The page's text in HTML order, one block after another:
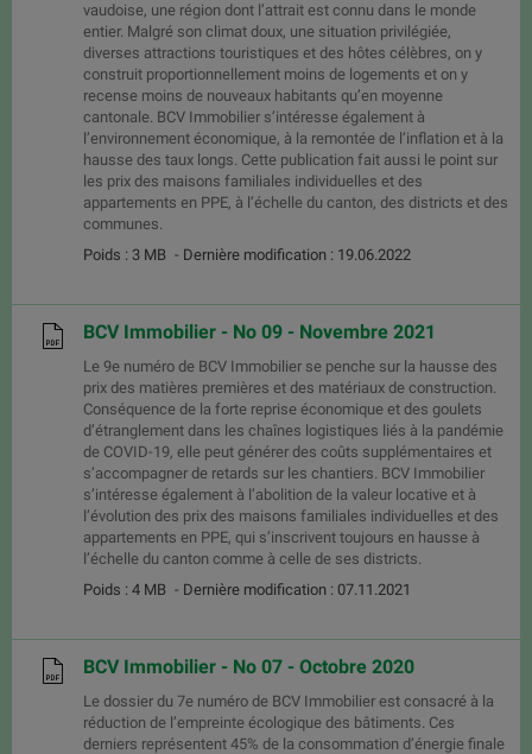
vaudoise, une région dont l’attrait est connu dans le monde
entier. Malgré son climat doux, une situation privilégiée,
diverses attractions touristiques et des hôtes célèbres, on y
construit proportionnellement moins de logements et on y
recense moins de nouveaux habitants qu’en moyenne
cantonale. BCV Immobilier s’intéresse également à
l’environnement économique, à la remontée de l’inflation et à la
hausse des taux longs. Cette publication fait aussi le point sur
les prix des maisons familiales individuelles et des
appartements en PPE, à l’échelle du canton, des districts et des
communes.
Poids : 3 MB - Dernière modification : 19.06.2022
BCV Immobilier - No 09 - Novembre 2021
Le 9e numéro de BCV Immobilier se penche sur la hausse des
prix des matières premières et des matériaux de construction.
Conséquence de la forte reprise économique et des goulets
d’étranglement dans les chaînes logistiques liés à la pandémie
de COVID-19, elle peut générer des coûts supplémentaires et
s’accompagner de retards sur les chantiers. BCV Immobilier
s’intéresse également à l’abolition de la valeur locative et à
l’évolution des prix des maisons familiales individuelles et des
appartements en PPE, qui s’inscrivent toujours en hausse à
l’échelle du canton comme à celle de ses districts.
Poids : 4 MB - Dernière modification : 07.11.2021
BCV Immobilier - No 07 - Octobre 2020
Le dossier du 7e numéro de BCV Immobilier est consacré à la
réduction de l’empreinte écologique des bâtiments. Ces
derniers représentent 45% de la consommation d’énergie finale